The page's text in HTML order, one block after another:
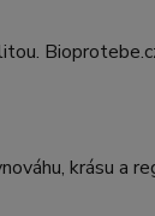
krásu a